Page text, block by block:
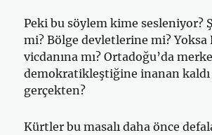
Peki bu söylem kime sesleniyor?
mi? Bölge devletlerine mi? Yoksa
vicdanına mı? Ortadoğu’da
demokratikleştiğine inanan kaldı
gerçekten?
Kürtler bu masalı daha önce